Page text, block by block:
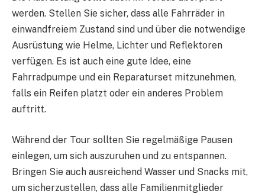
werden. Stellen Sie sicher, dass alle Fahrräder in
einwandfreiem Zustand sind und über die notwendige
Ausrüstung wie Helme, Lichter und Reflektoren
verfügen. Es ist auch eine gute Idee, eine
Fahrradpumpe und ein Reparaturset mitzunehmen,
falls ein Reifen platzt oder ein anderes Problem
auftritt.
Während der Tour sollten Sie regelmäßige Pausen
einlegen, um sich auszuruhen und zu entspannen.
Bringen Sie auch ausreichend Wasser und Snacks mit,
um sicherzustellen, dass alle Familienmitglieder